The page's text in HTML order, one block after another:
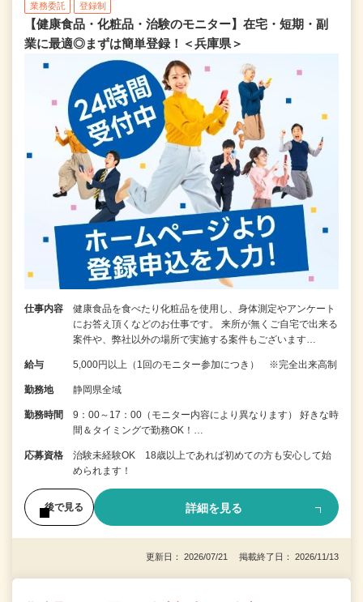
業務委託 登録制
【健康食品・化粧品・治験のモニター】在宅・短期・副
業に最適◎まずは簡単登録！＜兵庫県＞
仕事内容
健康食品を食べたり化粧品を使用し、身体測定やアンケート
にお答え頂くなどのお仕事です。 来所が無くご自宅で出来る
案件や、弊社以外の場所で実施する案件もございます…
給与 5,000円以上（1回のモニター参加につき） ※完全出来高制
勤務地 静岡県全域
勤務時間
9：00～17：00（モニター内容により異なります） 好きな時
間＆タイミングで勤務OK！…
応募資格
治験未経験OK 18歳以上であれば初めての方も安心して始
められます！
後で見る 詳細を見る
更新日： 2026/07/21 掲載終了日： 2026/11/13